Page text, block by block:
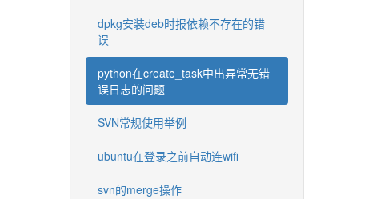
dpkg安装deb时报依赖不存在的错
误
python在create_task中出异常无错
误日志的问题
SVN常规使用举例
ubuntu在登录之前自动连wifi
svn的merge操作